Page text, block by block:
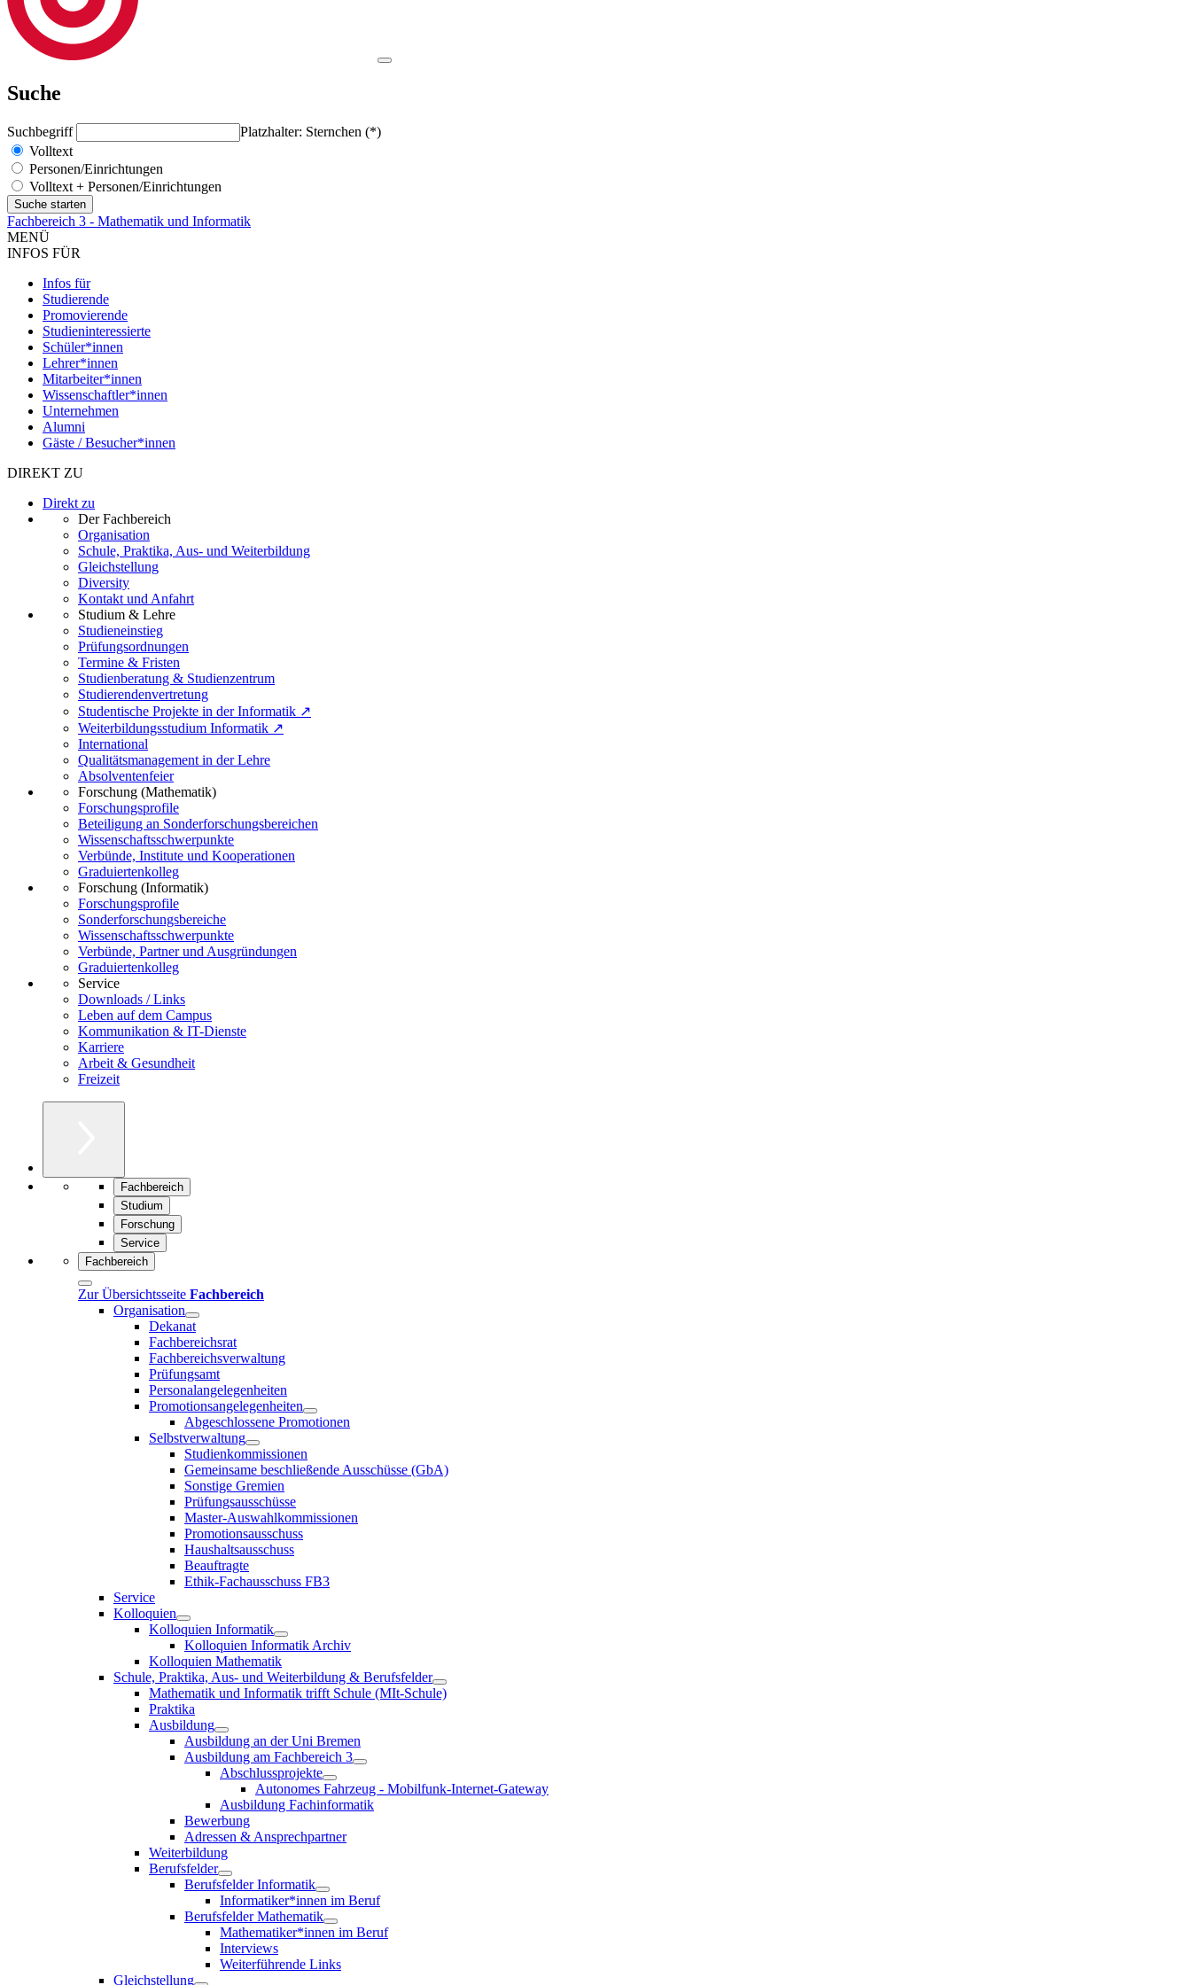
Suche
Suchbegriff
Platzhalter: Sternchen (*)
Volltext
Personen/Einrichtungen
Volltext + Personen/Einrichtungen
Fachbereich 3 - Mathematik und Informatik
MENÜ
INFOS FÜR
Infos für
Studierende
Promovierende
Studieninteressierte
Schüler*innen
Lehrer*innen
Mitarbeiter*innen
Wissenschaftler*innen
Unternehmen
Alumni
Gäste / Besucher*innen
DIREKT ZU
Direkt zu
Der Fachbereich
Organisation
Schule, Praktika, Aus- und Weiterbildung
Gleichstellung
Diversity
Kontakt und Anfahrt
Studium & Lehre
Studieneinstieg
Prüfungsordnungen
Termine & Fristen
Studienberatung & Studienzentrum
Studierendenvertretung
Studentische Projekte in der Informatik ↗
Weiterbildungsstudium Informatik ↗
International
Qualitätsmanagement in der Lehre
Absolventenfeier
Forschung (Mathematik)
Forschungsprofile
Beteiligung an Sonderforschungsbereichen
Wissenschaftsschwerpunkte
Verbünde, Institute und Kooperationen
Graduiertenkolleg
Forschung (Informatik)
Forschungsprofile
Sonderforschungsbereiche
Wissenschaftsschwerpunkte
Verbünde, Partner und Ausgründungen
Graduiertenkolleg
Service
Downloads / Links
Leben auf dem Campus
Kommunikation & IT-Dienste
Karriere
Arbeit & Gesundheit
Freizeit
Fachbereich
Studium
Forschung
Service
Fachbereich
Zur Übersichtsseite Fachbereich
Organisation
Dekanat
Fachbereichsrat
Fachbereichsverwaltung
Prüfungsamt
Personalangelegenheiten
Promotionsangelegenheiten
Abgeschlossene Promotionen
Selbstverwaltung
Studienkommissionen
Gemeinsame beschließende Ausschüsse (GbA)
Sonstige Gremien
Prüfungsausschüsse
Master-Auswahlkommissionen
Promotionsausschuss
Haushaltsausschuss
Beauftragte
Ethik-Fachausschuss FB3
Service
Kolloquien
Kolloquien Informatik
Kolloquien Informatik Archiv
Kolloquien Mathematik
Schule, Praktika, Aus- und Weiterbildung & Berufsfelder
Mathematik und Informatik trifft Schule (MIt-Schule)
Praktika
Ausbildung
Ausbildung an der Uni Bremen
Ausbildung am Fachbereich 3
Abschlussprojekte
Autonomes Fahrzeug - Mobilfunk-Internet-Gateway
Ausbildung Fachinformatik
Bewerbung
Adressen & Ansprechpartner
Weiterbildung
Berufsfelder
Berufsfelder Informatik
Informatiker*innen im Beruf
Berufsfelder Mathematik
Mathematiker*innen im Beruf
Interviews
Weiterführende Links
Gleichstellung